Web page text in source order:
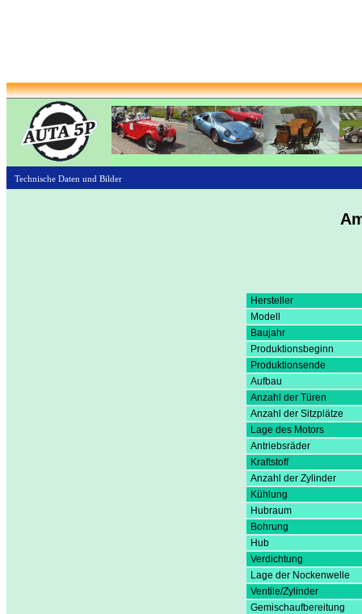
Technische Daten und Bilder
Hersteller
Modell
Baujahr
Produktionsbeginn
Produktionsende
Aufbau
Anzahl der Türen
Anzahl der Sitzplätze
Lage des Motors
Antriebsräder
Kraftstoff
Anzahl der Zylinder
Kühlung
Hubraum
Bohrung
Hub
Verdichtung
Lage der Nockenwelle
Ventile/Zylinder
Gemischaufbereitung